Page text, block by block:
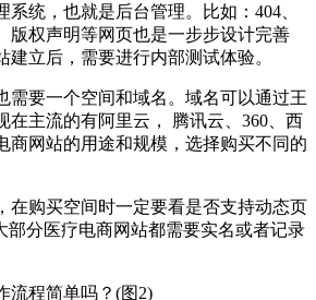
统，也就是后台管理。比如：404、
版权声明等网页也是一步步设计完善
建立后，需要进行内部测试体验。
需要一个空间和域名。域名可以通过王
在主流的有阿里云， 腾讯云、360、西
商网站的用途和规模，选择购买不同的
在购买空间时一定要看是否支持动态页
部分医疗电商网站都需要实名或者记录